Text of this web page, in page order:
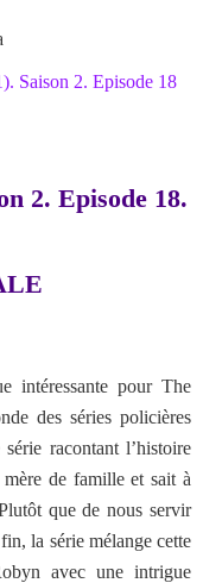
2. Episode 18.
intéressante pour The
des séries policières
racontant l’histoire
de famille et sait à
que de nous servir
la série mélange cette
avec une intrigue